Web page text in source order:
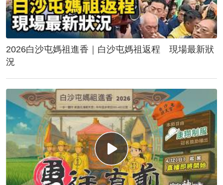
2026白沙屯媽祖進香｜白沙屯媽祖返程 現場最新狀
況